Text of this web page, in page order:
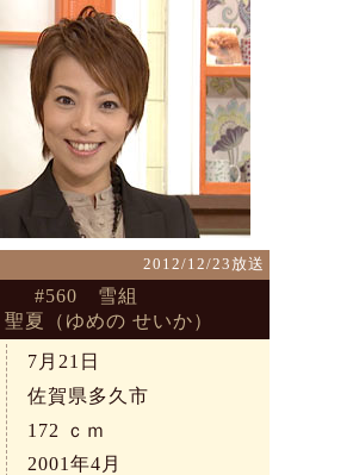
2012/12/23放送
#560 雪組
夏（ゆめの せいか）
7月21日
佐賀県多久市
172
ｃｍ
2001年4月